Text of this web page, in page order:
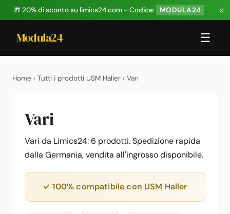
🎁 20% di sconto su limics24.com - Codice: MODULA24 ×
Modula24 ☰
Home › Tutti i prodotti USM Haller › Vari
Vari
Vari da Limics24: 6 prodotti. Spedizione rapida
dalla Germania, vendita all'ingrosso disponibile.
✓ 100% compatibile con USM Haller